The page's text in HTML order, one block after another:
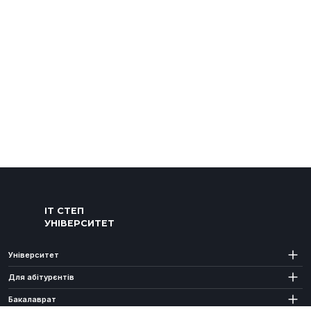
ІТ СТЕП
УНІВЕРСИТЕТ
Університет
Для абітурєнтів
Бакалаврат